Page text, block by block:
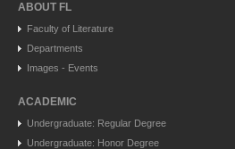
ABOUT FL
Faculty of Literature
Departments
Images - Events
ACADEMIC
Undergraduate: Regular Degree
Undergraduate: Honor Degree